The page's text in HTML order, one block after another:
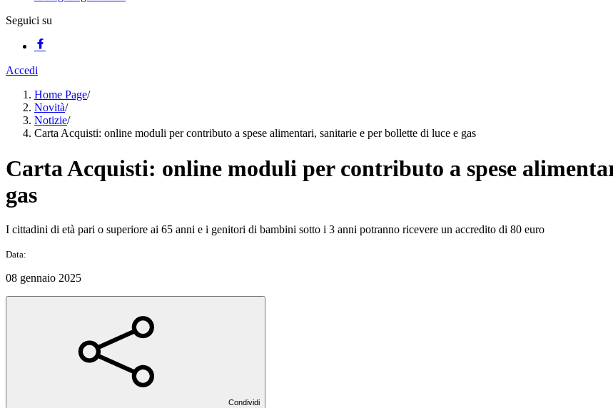
Seguici su
Accedi
Home Page/
Novità/
Notizie/
Carta Acquisti: online moduli per contributo a spese alimentari, sanitarie e per bollette di luce e gas
Carta Acquisti: online moduli per contributo a spese
gas
I cittadini di età pari o superiore ai 65 anni e i genitori di bambini sotto i 3 anni potranno ricevere un accredito di 80 euro
Data:
08 gennaio 2025
Condividi